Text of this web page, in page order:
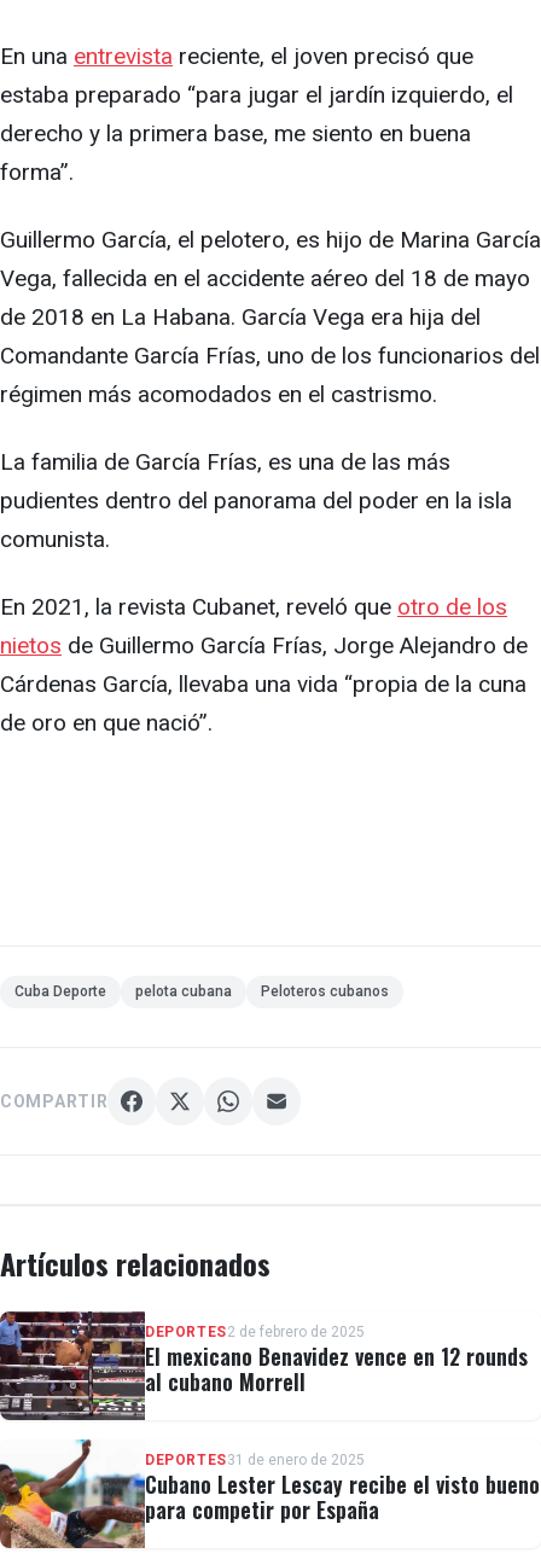
En una entrevista reciente, el joven precisó que
estaba preparado “para jugar el jardín izquierdo, el
derecho y la primera base, me siento en buena
forma”.
Guillermo García, el pelotero, es hijo de Marina García
Vega, fallecida en el accidente aéreo del 18 de mayo
de 2018 en La Habana. García Vega era hija del
Comandante García Frías, uno de los funcionarios del
régimen más acomodados en el castrismo.
La familia de García Frías, es una de las más
pudientes dentro del panorama del poder en la isla
comunista.
En 2021, la revista Cubanet, reveló que otro de los
nietos de Guillermo García Frías, Jorge Alejandro de
Cárdenas García, llevaba una vida “propia de la cuna
de oro en que nació”.
Cuba Deporte pelota cubana Peloteros cubanos
COMPARTIR
Artículos relacionados
DEPORTES2 de febrero de 2025
El mexicano Benavidez vence en 12 rounds
al cubano Morrell
DEPORTES31 de enero de 2025
Cubano Lester Lescay recibe el visto bueno
para competir por España